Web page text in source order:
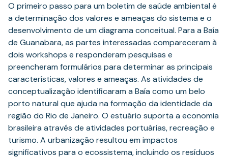
O primeiro passo para um boletim de saúde ambiental é
a determinação dos valores e ameaças do sistema e o
desenvolvimento de um diagrama conceitual. Para a Baía
de Guanabara, as partes interessadas compareceram à
dois workshops e responderam pesquisas e
preencheram formulários para determinar as principais
características, valores e ameaças. As atividades de
conceptualização identificaram a Baía como um belo
porto natural que ajuda na formação da identidade da
região do Rio de Janeiro. O estuário suporta a economia
brasileira através de atividades portuárias, recreação e
turismo. A urbanização resultou em impactos
significativos para o ecossistema, incluindo os resíduos